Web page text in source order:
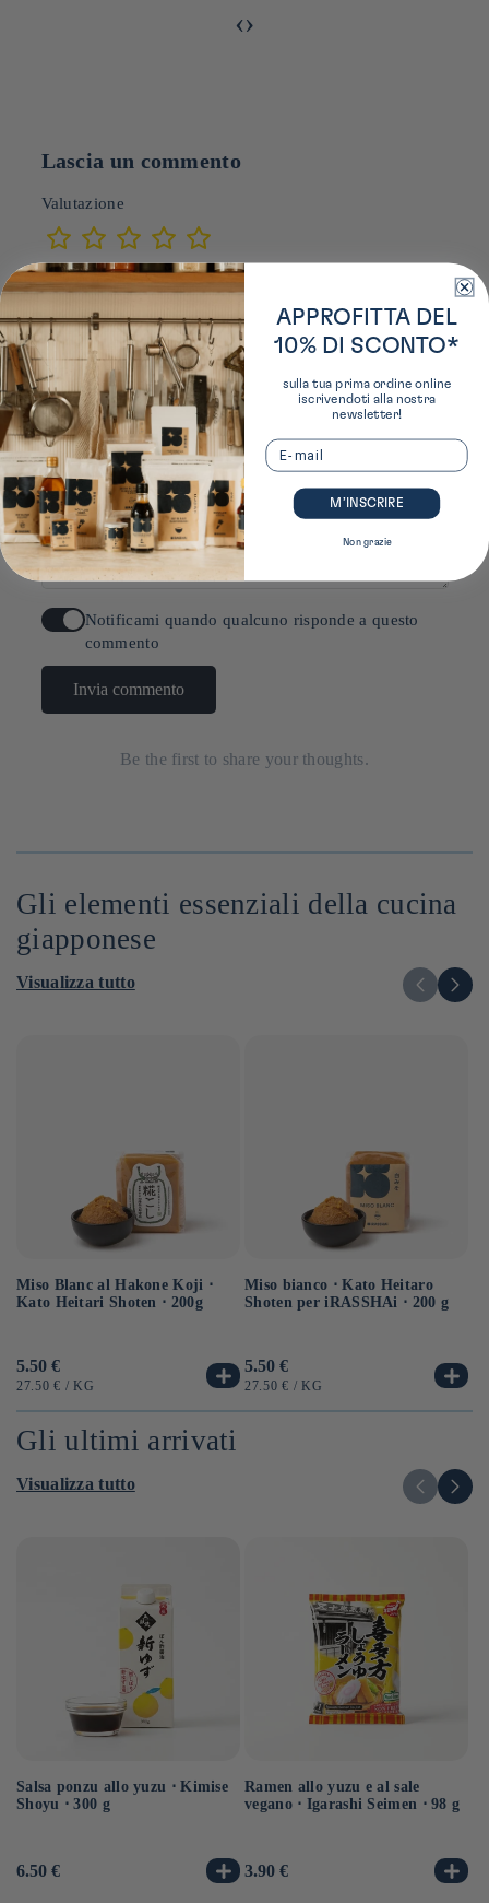
‹›
Lascia un commento
Valutazione
Nome *
Email *
Commento *
Notificami quando qualcuno risponde a questo
commento
Invia commento
Be the first to share your thoughts.
Gli elementi essenziali della cucina
giapponese
Visualizza tutto
Miso Blanc al Hakone Koji ⋅
Kato Heitari Shoten ⋅ 200g
Prezzo
di
5.50 €
PREZZO
27.50 € / PER
KG
Miso bianco ⋅ Kato Heitaro
Shoten per iRASSHAi ⋅ 200 g
Prezzo
di
5.50 €
PREZZO
27.50 € / PER
KG
Gli ultimi arrivati
Visualizza tutto
Salsa ponzu allo yuzu ⋅ Kimise
Shoyu ⋅ 300 g
Prezzo
6.50 €
Ramen allo yuzu e al sale
vegano ⋅ Igarashi Seimen ⋅ 98 g
Prezzo
3.90 €
APPROFITTA DEL
10% DI SCONTO*
sulla tua prima ordine online
iscrivendoti alla nostra
newsletter!
Email
M’INSCRIRE
Non grazie